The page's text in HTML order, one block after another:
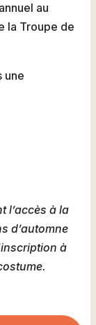
au
la Troupe de
une
l’accès à la
d’automne
à